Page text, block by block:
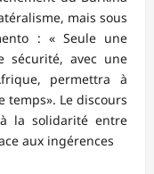
mais sous
: « Seule une
sécurité, avec une
permettra à
temps». Le discours
la solidarité entre
aux ingérences